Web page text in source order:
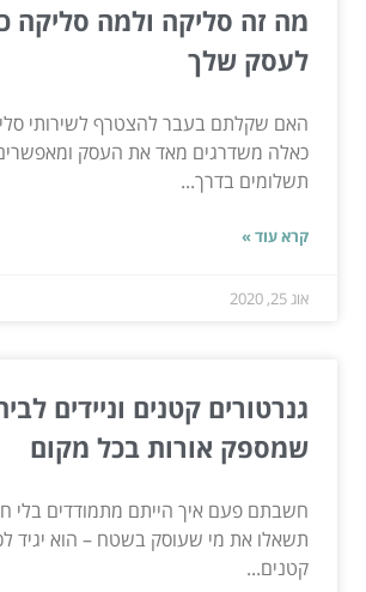
מה זה סליקה ולמה סליקה
לעסק שלך
האם שקלתם בעבר להצטרף לשירותי
כאלה משדרגים מאד את העסק
תשלומים בדרך...
קרא עוד »
אוג 25, 2020
גנרטורים קטנים וניידים
שמספק אורות בכל מקום
חשבתם פעם איך הייתם מתמודדים בלי
תשאלו את מי שעוסק בשטח – הוא יגיד
קטנים...